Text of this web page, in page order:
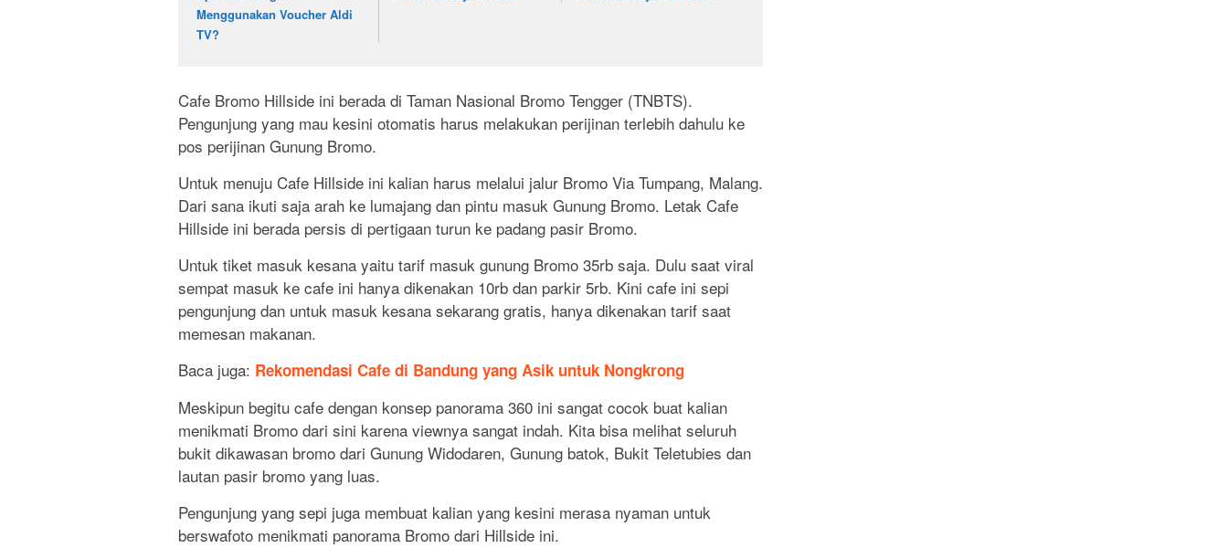
Menggunakan Voucher Aldi
TV?
Cafe Bromo Hillside ini berada di Taman Nasional Bromo Tengger (TNBTS).
Pengunjung yang mau kesini otomatis harus melakukan perijinan terlebih dahulu ke
pos perijinan Gunung Bromo.
Untuk menuju Cafe Hillside ini kalian harus melalui jalur Bromo Via Tumpang, Malang.
Dari sana ikuti saja arah ke lumajang dan pintu masuk Gunung Bromo. Letak Cafe
Hillside ini berada persis di pertigaan turun ke padang pasir Bromo.
Untuk tiket masuk kesana yaitu tarif masuk gunung Bromo 35rb saja. Dulu saat viral
sempat masuk ke cafe ini hanya dikenakan 10rb dan parkir 5rb. Kini cafe ini sepi
pengunjung dan untuk masuk kesana sekarang gratis, hanya dikenakan tarif saat
memesan makanan.
Baca juga: Rekomendasi Cafe di Bandung yang Asik untuk Nongkrong
Meskipun begitu cafe dengan konsep panorama 360 ini sangat cocok buat kalian
menikmati Bromo dari sini karena viewnya sangat indah. Kita bisa melihat seluruh
bukit dikawasan bromo dari Gunung Widodaren, Gunung batok, Bukit Teletubies dan
lautan pasir bromo yang luas.
Pengunjung yang sepi juga membuat kalian yang kesini merasa nyaman untuk
berswafoto menikmati panorama Bromo dari Hillside ini.